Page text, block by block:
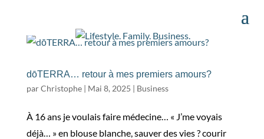
dōTERRA… retour à mes premiers amours?
parChristophe| Mai 8, 2025 | Business
À 16 ans je voulais faire médecine… « J’me voyais
déjà… » en blouse blanche, sauver des vies ? courir